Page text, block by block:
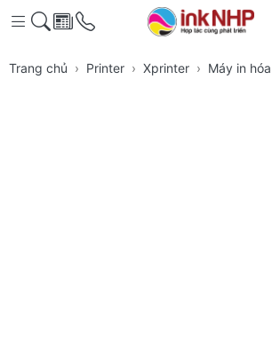
Trang chủ Printer Xprinter Máy in